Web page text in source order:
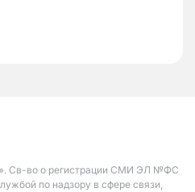
Св-во о регистрации СМИ ЭЛ №ФС
по надзору в сфере связи,